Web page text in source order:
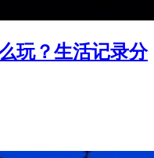
玩？生活记录分